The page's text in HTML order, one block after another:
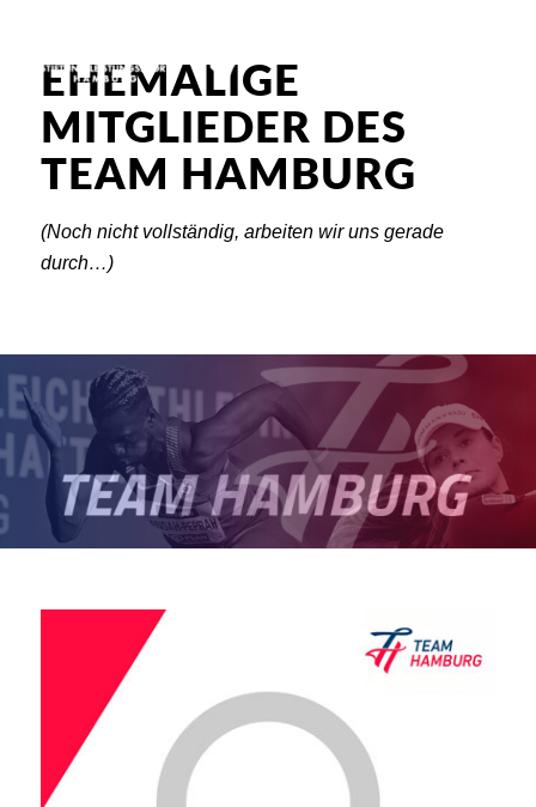
EHEMALIGE
MITGLIEDER DES
TEAM HAMBURG
(Noch nicht vollständig, arbeiten wir uns gerade
durch…)